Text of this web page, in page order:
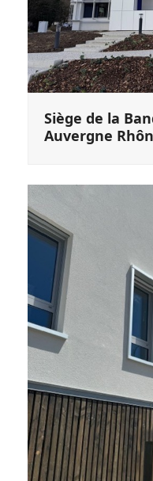
Siège de la
Auvergne